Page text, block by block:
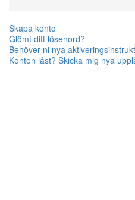
Skapa konto
Glömt ditt lösenord?
Behöver ni nya
Konton låst? Skicka mig nya